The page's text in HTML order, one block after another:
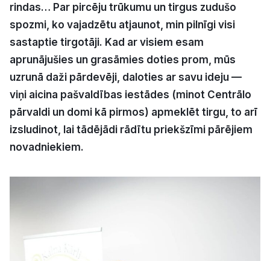
Par mums
Kontakti
Ziņo redakcijai
Facebook Instagram YouTube
rindas… Par pircēju trūkumu un tirgus zudušo
spozmi, ko vajadzētu atjaunot, min pilnīgi visi
sastaptie tirgotāji. Kad ar visiem esam
aprunājušies un grasāmies doties prom, mūs
uzrunā daži pārdevēji, daloties ar savu ideju —
viņi aicina pašvaldības iestādes (minot Centrālo
pārvaldi un domi kā pirmos) apmeklēt tirgu, to arī
izsludinot, lai tādējādi rādītu priekšzīmi pārējiem
novadniekiem.